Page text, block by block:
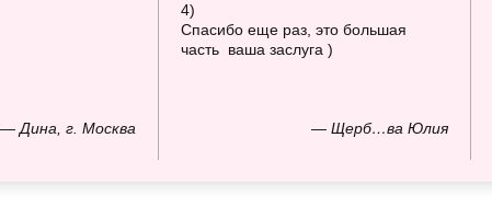
— Дина, г. Москва — Щерб…ва Юлия
4)
Спасибо еще раз, это большая
часть ваша заслуга )